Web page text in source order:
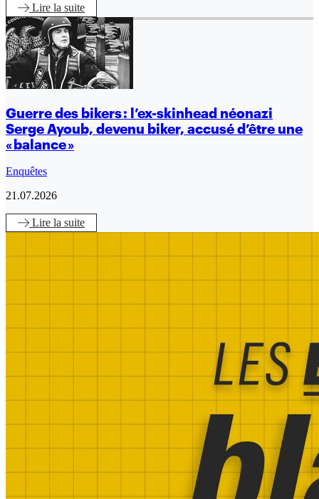
Lire la suite
Guerre des bikers : l’ex-skinhead néonazi
Serge Ayoub, devenu biker, accusé d’être une
« balance »
Enquêtes
21.07.2026
Lire la suite